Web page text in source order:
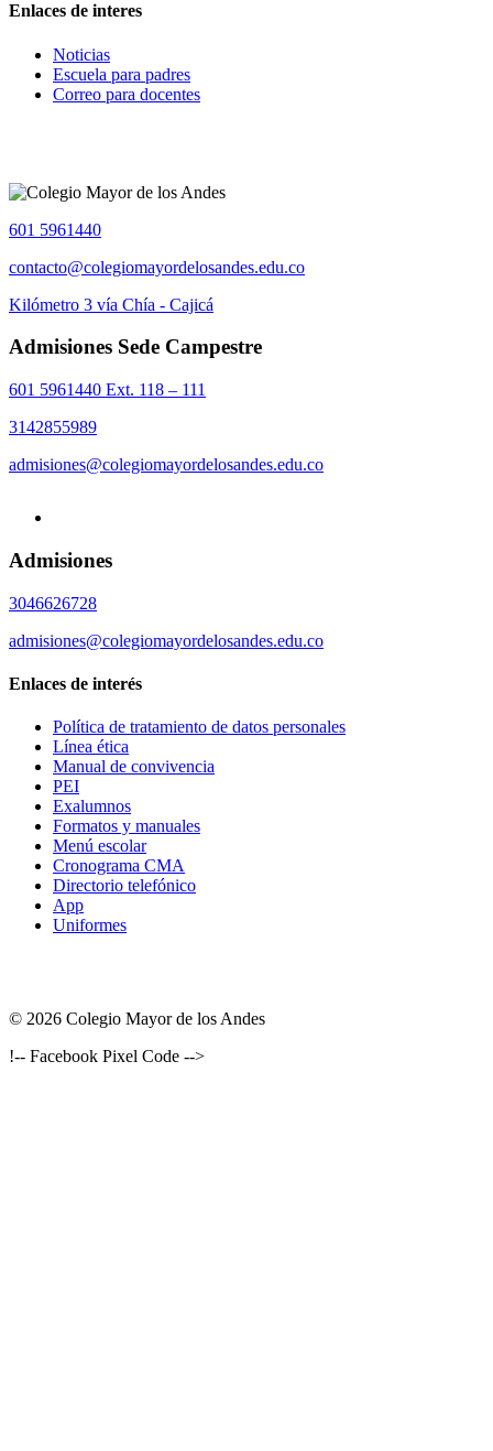
Enlaces de interes
Noticias
Escuela para padres
Correo para docentes
601 5961440
contacto@colegiomayordelosandes.edu.co
Kilómetro 3 vía Chía - Cajicá
Admisiones Sede Campestre
601 5961440 Ext. 118 – 111
3142855989
admisiones@colegiomayordelosandes.edu.co
Admisiones
3046626728
admisiones@colegiomayordelosandes.edu.co
Enlaces de interés
Política de tratamiento de datos personales
Línea ética
Manual de convivencia
PEI
Exalumnos
Formatos y manuales
Menú escolar
Cronograma CMA
Directorio telefónico
App
Uniformes
© 2026 Colegio Mayor de los Andes
!-- Facebook Pixel Code -->